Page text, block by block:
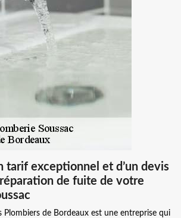
tarif exceptionnel et d’un devis
de fuite de votre
Plombiers de Bordeaux est une entreprise qui